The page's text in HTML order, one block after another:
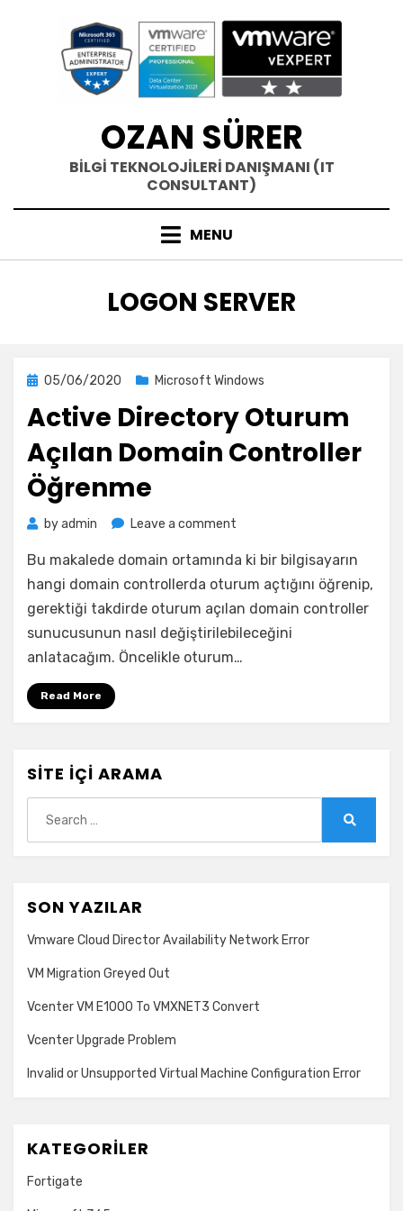
OZAN SÜRER
BİLGİ TEKNOLOJİLERİ DANIŞMANI (IT
CONSULTANT)
MENU
ETIKET
:
LOGON SERVER
Posted
05/06/2020 Microsoft Windows
Active Directory Oturum
Açılan Domain Controller
Öğrenme
byadmin Leave a comment
Directory
Oturum
Açılan
Controller
Öğrenme
Bu makalede domain ortamında ki bir bilgisayarın
hangi domain controllerda oturum açtığını öğrenip,
gerektiği takdirde oturum açılan domain controller
sunucusunun nasıl değiştirilebileceğini
anlatacağım. Öncelikle oturum…
Read More
SITE İÇI ARAMA
for:
SON YAZILAR
Vmware Cloud Director Availability Network Error
VM Migration Greyed Out
Vcenter VM E1000 To VMXNET3 Convert
Vcenter Upgrade Problem
Invalid or Unsupported Virtual Machine Configuration Error
KATEGORILER
Fortigate